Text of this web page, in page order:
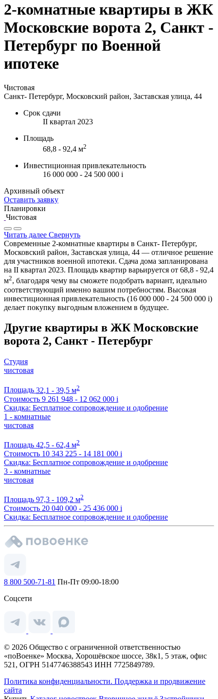
2-комнатные квартиры в ЖК
Московские ворота 2, Санкт -
Петербург по Военной
ипотеке
Чистовая
Санкт- Петербург, Московский район, Заставская улица, 44
Срок сдачи
II квартал 2023
Площадь
68,8 - 92,4 м2
Инвестиционная привлекательность
16 000 000 - 24 500 000 i
Архивный объект
Оставить заявку
Планировки
Чистовая
Читать далее Свернуть
Современные 2-комнатные квартиры в Санкт- Петербург,
Московский район, Заставская улица, 44 — отличное решение
для участников военной ипотеки. Сдача дома запланирована
на II квартал 2023. Площадь квартир варьируется от 68,8 - 92,4
м2, благодаря чему вы сможете подобрать вариант, идеально
соответствующий именно вашим потребностям. Высокая
инвестиционная привлекательность (16 000 000 - 24 500 000 i)
делает покупку выгодным вложением в будущее.
Другие квартиры в ЖК Московские
ворота 2, Санкт - Петербург
Студия
чистовая
Площадь 32,1 - 39,5 м2
Стоимость 9 261 948 - 12 062 000 i
Скидка: Бесплатное сопровождение и одобрение
1 - комнатные
чистовая
Площадь 42,5 - 62,4 м2
Стоимость 10 343 225 - 14 181 000 i
Скидка: Бесплатное сопровождение и одобрение
3 - комнатные
чистовая
Площадь 97,3 - 109,2 м2
Стоимость 20 040 000 - 25 436 000 i
Скидка: Бесплатное сопровождение и одобрение
8 800 500-71-81 Пн-Пт 09:00-18:00
Соцсети
© 2026 Общество с ограниченной ответственностью
«поВоенке» Москва, Хорошёвское шоссе, 38к1, 5 этаж, офис
521, ОГРН 5147746388543 ИНН 7725849789.
Политика конфиденциальности. Поддержка и продвижение
сайта